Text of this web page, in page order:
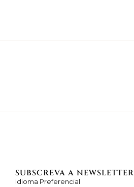
SUBSCREVA A NEWSLETTER
Idioma Preferencial